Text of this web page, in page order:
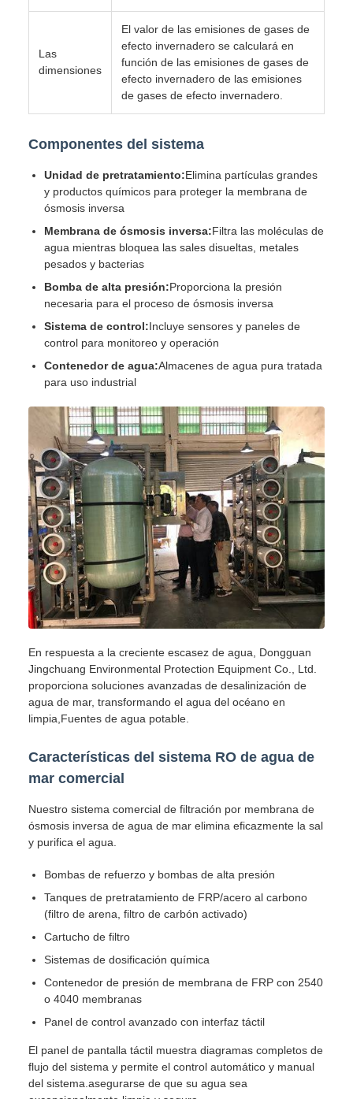
Las
dimensiones
El valor de las emisiones de gases de
efecto invernadero se calculará en
función de las emisiones de gases de
efecto invernadero de las emisiones
de gases de efecto invernadero.
Componentes del sistema
Unidad de pretratamiento:Elimina partículas grandes
y productos químicos para proteger la membrana de
ósmosis inversa
Membrana de ósmosis inversa:Filtra las moléculas de
agua mientras bloquea las sales disueltas, metales
pesados y bacterias
Bomba de alta presión:Proporciona la presión
necesaria para el proceso de ósmosis inversa
Sistema de control:Incluye sensores y paneles de
control para monitoreo y operación
Contenedor de agua:Almacenes de agua pura tratada
para uso industrial
En respuesta a la creciente escasez de agua, Dongguan
Jingchuang Environmental Protection Equipment Co., Ltd.
proporciona soluciones avanzadas de desalinización de
agua de mar, transformando el agua del océano en
limpia,Fuentes de agua potable.
Características del sistema RO de agua de
mar comercial
Nuestro sistema comercial de filtración por membrana de
ósmosis inversa de agua de mar elimina eficazmente la sal
y purifica el agua.
Bombas de refuerzo y bombas de alta presión
Tanques de pretratamiento de FRP/acero al carbono
(filtro de arena, filtro de carbón activado)
Cartucho de filtro
Sistemas de dosificación química
Contenedor de presión de membrana de FRP con 2540
o 4040 membranas
Panel de control avanzado con interfaz táctil
El panel de pantalla táctil muestra diagramas completos de
flujo del sistema y permite el control automático y manual
del sistema.asegurarse de que su agua sea